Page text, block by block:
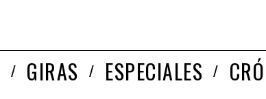
GIRAS ESPECIALES